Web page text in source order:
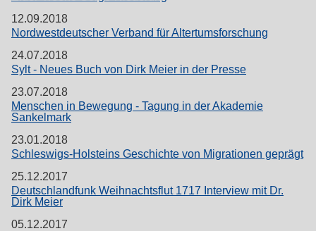
12.09.2018
Nordwestdeutscher Verband für Altertumsforschung
24.07.2018
Sylt - Neues Buch von Dirk Meier in der Presse
23.07.2018
Menschen in Bewegung - Tagung in der Akademie
Sankelmark
23.01.2018
Schleswigs-Holsteins Geschichte von Migrationen geprägt
25.12.2017
Deutschlandfunk Weihnachtsflut 1717 Interview mit Dr.
Dirk Meier
05.12.2017